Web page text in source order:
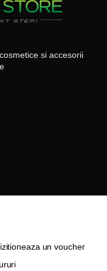
si accesorii
un voucher